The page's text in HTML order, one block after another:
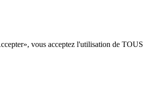
vous acceptez l'utilisation de TOUS